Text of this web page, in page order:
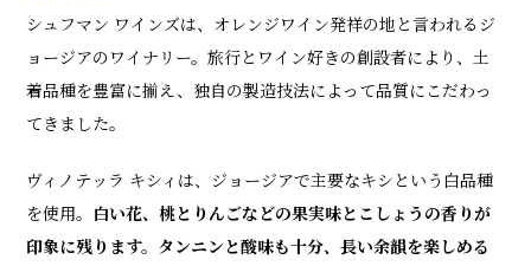
シュフマン ワインズは、オレンジワイン発祥の地と言われるジ
ョージアのワイナリー。旅行とワイン好きの創設者により、土
着品種を豊富に揃え、独自の製造技法によって品質にこだわっ
てきました。
ヴィノテッラ キシィは、ジョージアで主要なキシという白品種
を使用。 白い花、桃とりんごなどの果実味とこしょうの香りが
印象に残ります。タンニンと酸味も十分、長い余韻を楽しめる